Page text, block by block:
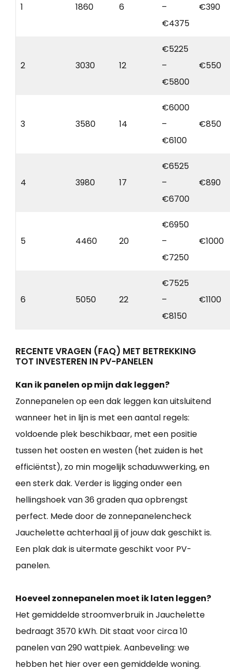
1 1860 6
–
€4375
€390
2 3030 12
€5225
–
€5800
€550
3 3580 14
€6000
–
€6100
€850
4 3980 17
€6525
–
€6700
€890
5 4460 20
€6950
–
€7250
€1000
6 5050 22
€7525
–
€8150
€1100
RECENTE VRAGEN (FAQ) MET BETREKKING
TOT INVESTEREN IN PV-PANELEN
Kan ik panelen op mijn dak leggen?
Zonnepanelen op een dak leggen kan uitsluitend
wanneer het in lijn is met een aantal regels:
voldoende plek beschikbaar, met een positie
tussen het oosten en westen (het zuiden is het
efficiëntst), zo min mogelijk schaduwwerking, en
een sterk dak. Verder is ligging onder een
hellingshoek van 36 graden qua opbrengst
perfect. Mede door de zonnepanelencheck
Jauchelette achterhaal jij of jouw dak geschikt is.
Een plak dak is uitermate geschikt voor PV-
panelen.
Hoeveel zonnepanelen moet ik laten leggen?
Het gemiddelde stroomverbruik in Jauchelette
bedraagt 3570 kWh. Dit staat voor circa 10
panelen van 290 wattpiek. Aanbeveling: we
hebben het hier over een gemiddelde woning.